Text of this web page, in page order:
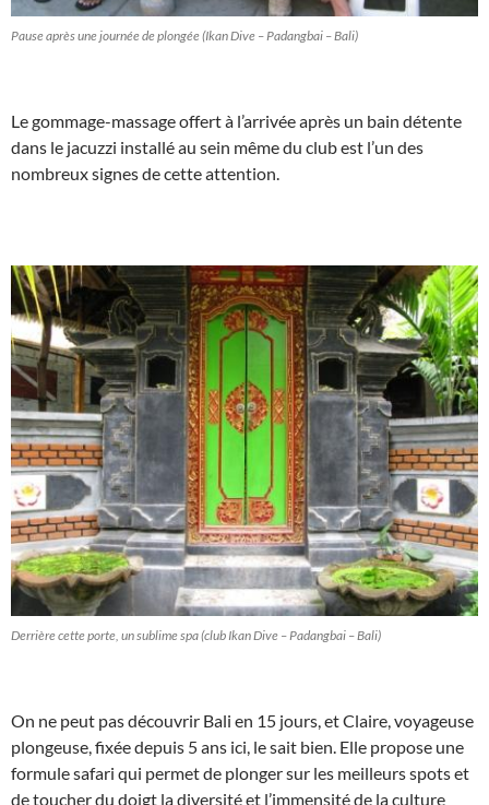
Pause après une journée de plongée (Ikan Dive – Padangbai – Bali)
Le gommage-massage offert à l’arrivée après un bain détente
dans le jacuzzi installé au sein même du club est l’un des
nombreux signes de cette attention.
Derrière cette porte, un sublime spa (club Ikan Dive – Padangbai – Bali)
On ne peut pas découvrir Bali en 15 jours, et Claire, voyageuse
plongeuse, fixée depuis 5 ans ici, le sait bien. Elle propose une
formule safari qui permet de plonger sur les meilleurs spots et
de toucher du doigt la diversité et l’immensité de la culture